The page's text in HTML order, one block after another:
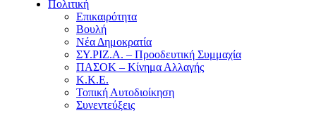
Πολιτική
Επικαιρότητα
Βουλή
Νέα Δημοκρατία
ΣΥ.ΡΙΖ.Α. – Προοδευτική Συμμαχία
ΠΑΣΟΚ – Κίνημα Αλλαγής
Κ.Κ.Ε.
Τοπική Αυτοδιοίκηση
Συνεντεύξεις